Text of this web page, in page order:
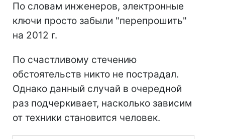
По словам инженеров, электронные
ключи просто забыли "перепрошить"
на 2012 г.
По счастливому стечению
обстоятельств никто не пострадал.
Однако данный случай в очередной
раз подчеркивает, насколько зависим
от техники становится человек.